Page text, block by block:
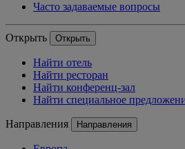
Часто задаваемые вопросы
Открыть Открыть
Найти отель
Найти ресторан
Найти конференц-зал
Найти специальное
Направления Направления